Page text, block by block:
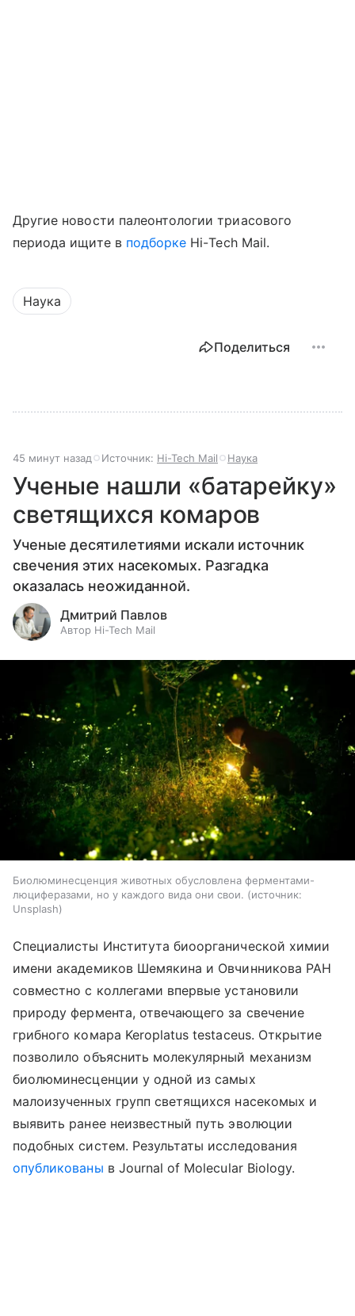
Другие новости палеонтологии триасового
периода ищите в подборке Hi-Tech Mail.
Наука
Поделиться
45 минут назад Источник: Hi-Tech Mail Наука
Ученые нашли «батарейку»
светящихся комаров
Ученые десятилетиями искали источник
свечения этих насекомых. Разгадка
оказалась неожиданной.
Дмитрий Павлов
Автор Hi-Tech Mail
Биолюминесценция животных обусловлена ферментами-
люциферазами, но у каждого вида они свои.
источник:
Unsplash
Специалисты Института биоорганической химии
имени академиков Шемякина и Овчинникова РАН
совместно с коллегами впервые установили
природу фермента, отвечающего за свечение
грибного комара Keroplatus testaceus. Открытие
позволило объяснить молекулярный механизм
биолюминесценции у одной из самых
малоизученных групп светящихся насекомых и
выявить ранее неизвестный путь эволюции
подобных систем. Результаты исследования
опубликованы в Journal of Molecular Biology.